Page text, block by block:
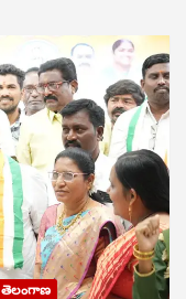
తెలంగాణ